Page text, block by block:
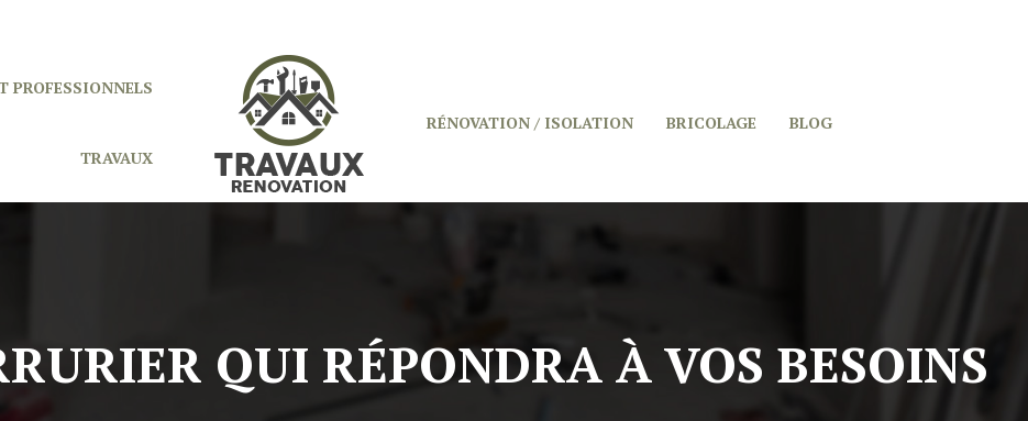
PROFESSIONNELS
TRAVAUX
RÉNOVATION / ISOLATION BRICOLAGE BLOG
QUI RÉPONDRA À VOS BESOINS